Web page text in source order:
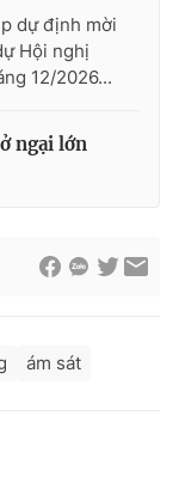
dự định mời
Hội nghị
12/2026...
ngại lớn
ám sát